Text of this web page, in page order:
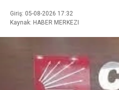
Giriş: 05-08-2026 17:32
Kaynak: HABER MERKEZI